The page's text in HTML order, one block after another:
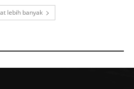
lebih banyak